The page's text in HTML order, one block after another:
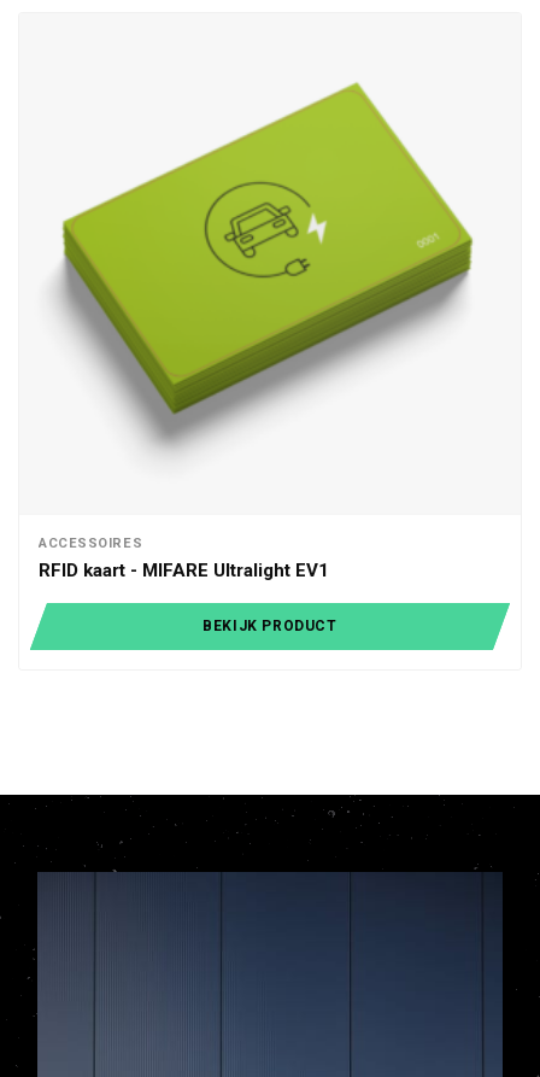
ACCESSOIRES
RFID kaart - MIFARE Ultralight EV1
BEKIJK PRODUCT